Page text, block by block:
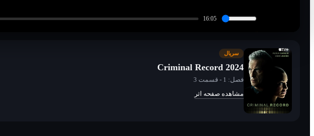
در حال اتصال به پخش زنده...
16:04
سریال
Criminal Record 2024
فصل: 1 - قسمت 3
مشاهده صفحه اثر